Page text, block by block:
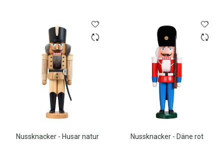
Nussknacker - Husar natur Nussknacker - Däne rot